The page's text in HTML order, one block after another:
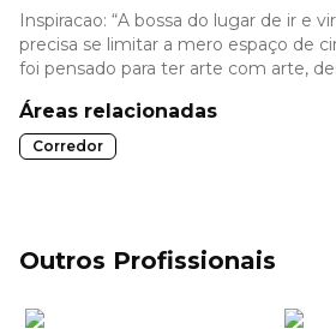
Inspiracao: “A bossa do lugar de ir e
precisa se limitar a mero espaço de
foi pensado para ter arte com arte,
Áreas relacionadas
Corredor
Outros Profissionais